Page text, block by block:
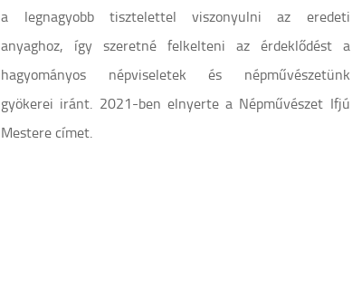
a legnagyobb tisztelettel viszonyulni az eredeti
anyaghoz, így szeretné felkelteni az érdeklődést a
hagyományos népviseletek és népművészetünk
gyökerei iránt. 2021-ben elnyerte a Népművészet Ifjú
Mestere címet.